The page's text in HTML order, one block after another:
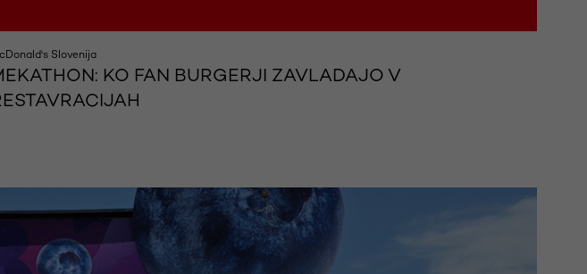
Slovenija
KO FAN BURGERJI ZAVLADAJO V